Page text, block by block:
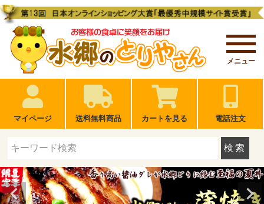
メニュー
マイページ 送料無料商品 カートを見る 電話注文
検索